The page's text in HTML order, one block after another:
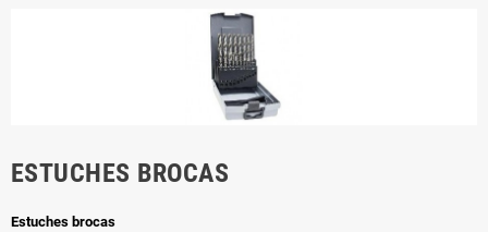
ESTUCHES BROCAS
Estuches brocas